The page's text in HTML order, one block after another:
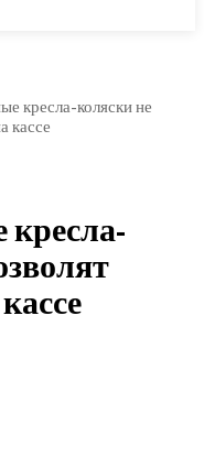
кресла-коляски не
кассе